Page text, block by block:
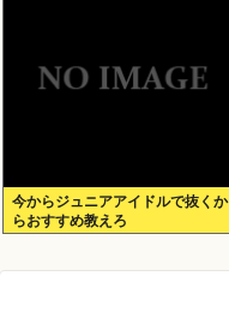
今からジュニアアイドルで抜くか
らおすすめ教えろ